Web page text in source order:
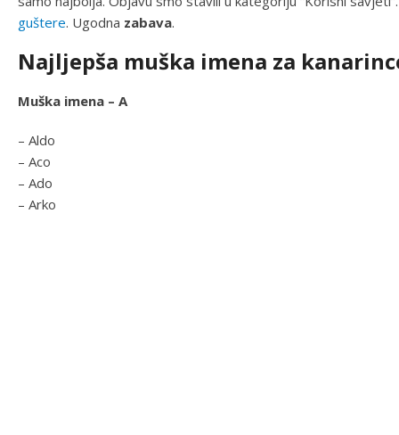
guštere. Ugodna zabava.
Najljepša muška imena za
Muška imena – A
– Aldo
– Aco
– Ado
– Arko